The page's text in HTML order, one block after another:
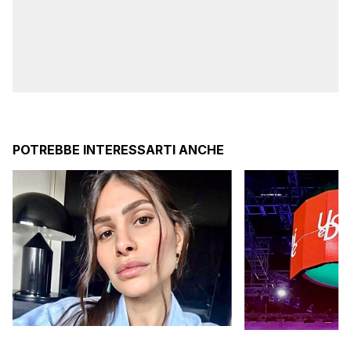
POTREBBE INTERESSARTI ANCHE